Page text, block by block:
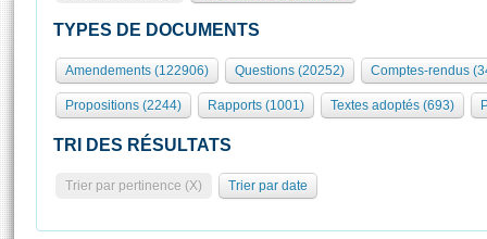
Présidence
577 députés
Groupes politiques
Séance publique
Commissions et autres organes
Europe et International
Pétitions
Rôle et pouvoirs de l'Assemblée
Organisation de l'Assemblée
Présidence Conférence des Présidents Bureau Collège des
Statistiques et chiffres clés
Visiter l'Assemblée
Visite virtuelle du palais Bourbon
Assister à une séance
TYPES DE DOCUMENTS
Amendements (122906) Questions (20252) Comptes-rendus
Propositions (2244) Rapports (1001) Textes adoptés (693)
TRI DES RÉSULTATS
Trier par pertinence (X) Trier par date